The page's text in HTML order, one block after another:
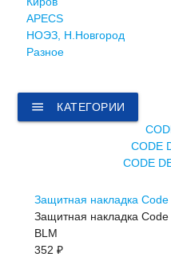
APECS
НОЭЗ, Н.Новгород
Разное
menu
КАТЕГОРИИ
CODE
CODE
Защитная накладка Code
Защитная накладка
BLM
352 ₽